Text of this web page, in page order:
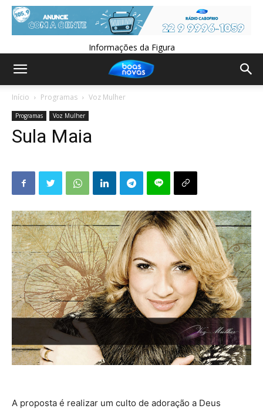
Informações da Figura
Início Programas Voz Mulher
Programas Voz Mulher
Sula Maia
A proposta é realizar um culto de adoração a Deus